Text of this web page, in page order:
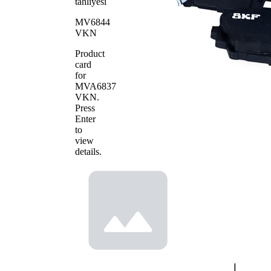
MV6844
VKN
Product
card
for
MVA6837
VKN.
Press
Enter
to
view
details.